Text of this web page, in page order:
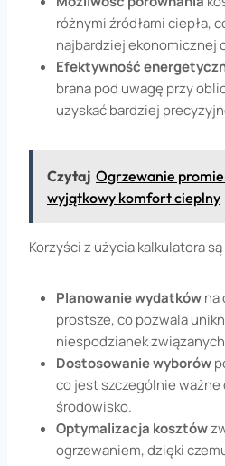
różnymi źródłami ciepła,
najbardziej ekonomicznej
Efektywność
brana pod uwagę przy
uzyskać bardziej
Czytaj Ogrzewanie
wyjątkowy komfort cieplny
Korzyści z użycia kalkulatora
Planowanie wydatkówna
prostsze, co pozwala
niespodzianek
Dostosowanie wyborów
co jest szczególnie ważne
środowisko.
Optymalizacja kosztów
ogrzewaniem, dzięki